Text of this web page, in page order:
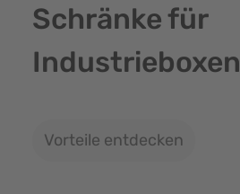
Schränke für
Industrieboxen
Vorteile entdecken